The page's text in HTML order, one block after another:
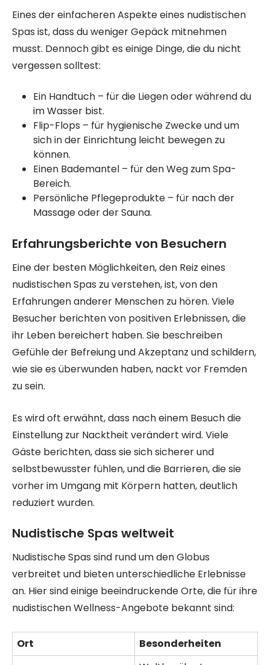
Eines der einfacheren Aspekte eines nudistischen
Spas ist, dass du weniger Gepäck mitnehmen
musst. Dennoch gibt es einige Dinge, die du nicht
vergessen solltest:
Ein Handtuch – für die Liegen oder während du
im Wasser bist.
Flip-Flops – für hygienische Zwecke und um
sich in der Einrichtung leicht bewegen zu
können.
Einen Bademantel – für den Weg zum Spa-
Bereich.
Persönliche Pflegeprodukte – für nach der
Massage oder der Sauna.
Erfahrungsberichte von Besuchern
Eine der besten Möglichkeiten, den Reiz eines
nudistischen Spas zu verstehen, ist, von den
Erfahrungen anderer Menschen zu hören. Viele
Besucher berichten von positiven Erlebnissen, die
ihr Leben bereichert haben. Sie beschreiben
Gefühle der Befreiung und Akzeptanz und schildern,
wie sie es überwunden haben, nackt vor Fremden
zu sein.
Es wird oft erwähnt, dass nach einem Besuch die
Einstellung zur Nacktheit verändert wird. Viele
Gäste berichten, dass sie sich sicherer und
selbstbewusster fühlen, und die Barrieren, die sie
vorher im Umgang mit Körpern hatten, deutlich
reduziert wurden.
Nudistische Spas weltweit
Nudistische Spas sind rund um den Globus
verbreitet und bieten unterschiedliche Erlebnisse
an. Hier sind einige beeindruckende Orte, die für ihre
nudistischen Wellness-Angebote bekannt sind:
Ort
Besonderheiten